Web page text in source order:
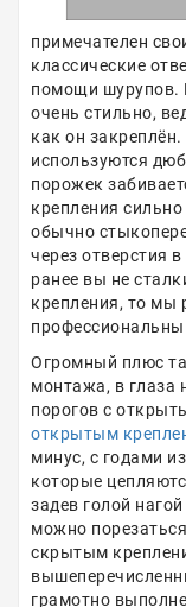
примечателен
классические
помощи шурупов.
очень стильно,
как он
используются
порожек
крепления сильно
обычно
через отверстия
ранее вы не
крепления, то мы
Огромный плюс
монтажа, в глаза
порогов с
открытым
минус, с годами
которые
задев голой
можно
скрытым
грамотно